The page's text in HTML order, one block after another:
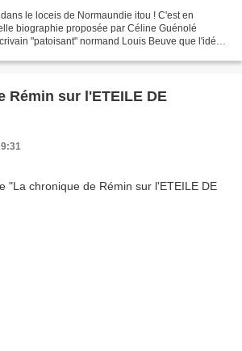
le loceis de Normaundie itou ! C'est en
biographie proposée par Céline Guénolé
"patoisant" normand Louis Beuve que l'idée
Rémin sur l'ETEILE DE